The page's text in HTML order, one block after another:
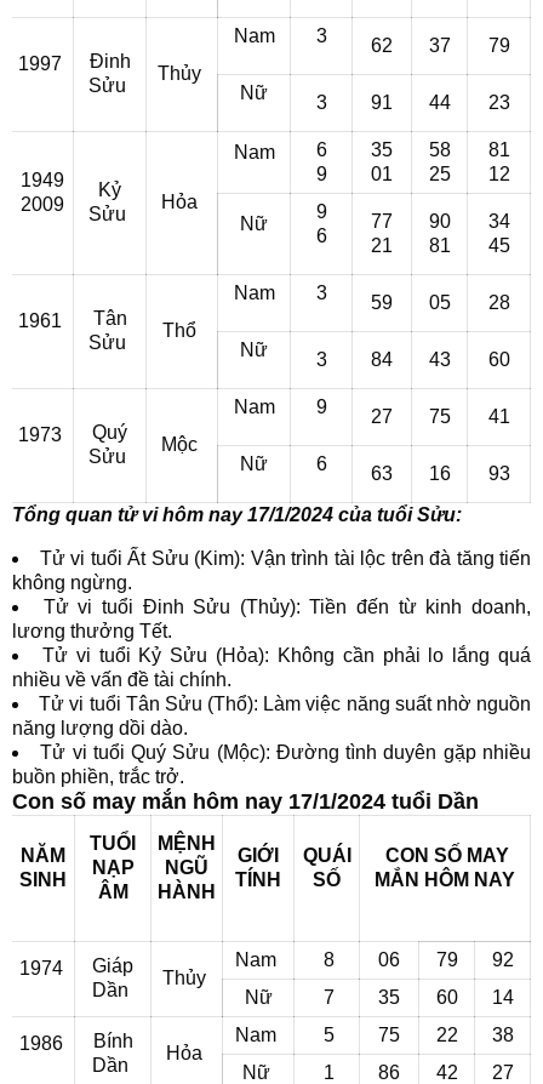
1997
Đinh
Sửu
Thủy
Nam 3 62 37 79
Nữ 3 91 44 23
1949
2009
Kỷ
Sửu
Hỏa
Nam
6
9
35
01
58
25
81
12
Nữ
9
6
77
21
90
81
34
45
1961
Tân
Sửu
Thổ
Nam 3 59 05 28
Nữ 3 84 43 60
1973
Quý
Sửu
Mộc
Nam 9 27 75 41
Nữ 6 63 16
93
Tổng quan tử vi hôm nay 17/1/2024 của tuổi Sửu:
Tử vi tuổi Ất Sửu (Kim): Vận trình tài lộc trên đà tăng tiến
không ngừng.
Tử vi tuổi Đinh Sửu (Thủy): Tiền đến từ kinh doanh,
lương thưởng Tết.
Tử vi tuổi Kỷ Sửu (Hỏa): Không cần phải lo lắng quá
nhiều về vấn đề tài chính.
Tử vi tuổi Tân Sửu (Thổ): Làm việc năng suất nhờ nguồn
năng lượng dồi dào.
Tử vi tuổi Quý Sửu (Mộc): Đường tình duyên gặp nhiều
buồn phiền, trắc trở.
Con số may mắn hôm nay 17/1/2024 tuổi Dần
NĂM
SINH
TUỔI
NẠP
ÂM
MỆNH
NGŨ
HÀNH
GIỚI
TÍNH
QUÁI
SỐ
CON SỐ MAY
MẮN HÔM NAY
1974
Giáp
Dần
Thủy
Nam 8 06 79
92
Nữ
7 35 60 14
1986
Bính
Dần
Hỏa
Nam 5 75 22
38
Nữ
1 86 42 27